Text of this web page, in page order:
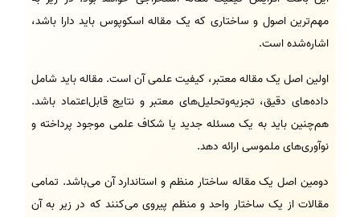
مهم‌ترین اصول و ساختاری که یک مقاله اسکوپوس باید دارا باشد،
اشاره‌شده است.
اولین اصل یک مقاله معتبر، کیفیت علمی آن است. مقاله باید شامل
داده‌های دقیق، تجزیه‌وتحلیل‌های معتبر و نتایج قابل‌اعتماد باشد.
هم‌چنین باید به یک مسئله جدید یا شکاف علمی موجود پرداخته و
نوآوری‌های ملموسی ارائه دهد.
دومین اصل یک مقاله ساختار منظم و استاندارد آن می‌باشد. تمامی
مقالات از یک ساختار واحد و منظم پیروی می‌کنند که در زیر به آن